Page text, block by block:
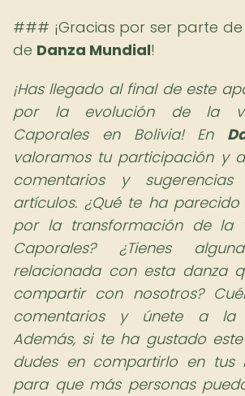
### ¡Gracias por ser parte
de Danza Mundial!
¡Has llegado al final de este
por la evolución de la
Caporales en Bolivia! En
valoramos tu participación y
comentarios y
artículos. ¿Qué te ha
por la transformación de la
Caporales? ¿Tienes
relacionada con esta danza
compartir con nosotros?
comentarios y únete a la
Además, si te ha gustado
dudes en compartirlo en tus
para que más personas